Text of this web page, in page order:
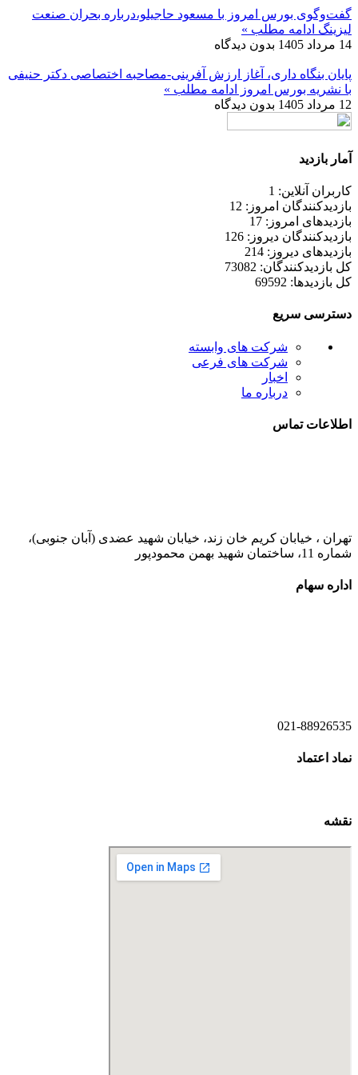
گفت‌وگوی بورس امروز با مسعود حاجیلو،درباره بحران صنعت
لیزینگ ادامه مطلب »
14 مرداد 1405
بدون دیدگاه
پایان بنگاه داری، آغاز ارزش آفرینی-مصاحبه اختصاصی دکتر حنیفی
با نشریه بورس امروز
ادامه مطلب »
12 مرداد 1405
بدون دیدگاه
آمار بازدید
کاربران آنلاین: 1
بازدیدکنندگان امروز: 12
بازدیدهای امروز: 17
بازدیدکنندگان دیروز: 126
بازدیدهای دیروز: 214
کل بازدیدکنند‌گان: 73082
کل بازدیدها: 69592
دسترسی سریع
شرکت های وابسته
شرکت های فرعی
اخبار
درباره ما
اطلاعات تماس
تهران ، خیابان کریم خان زند، خیابان شهید عضدی (آبان جنوبی)،
شماره 11، ساختمان شهید بهمن محمودپور
اداره سهام
021-88926535
نماد اعتماد
نقشه